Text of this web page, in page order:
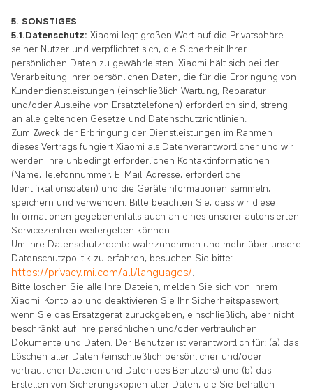
5. SONSTIGES
5.1.Datenschutz: Xiaomi legt großen Wert auf die Privatsphäre
seiner Nutzer und verpflichtet sich, die Sicherheit Ihrer
persönlichen Daten zu gewährleisten. Xiaomi hält sich bei der
Verarbeitung Ihrer persönlichen Daten, die für die Erbringung von
Kundendienstleistungen (einschließlich Wartung, Reparatur
und/oder Ausleihe von Ersatztelefonen) erforderlich sind, streng
an alle geltenden Gesetze und Datenschutzrichtlinien.
Zum Zweck der Erbringung der Dienstleistungen im Rahmen
dieses Vertrags fungiert Xiaomi als Datenverantwortlicher und wir
werden Ihre unbedingt erforderlichen Kontaktinformationen
(Name, Telefonnummer, E-Mail-Adresse, erforderliche
Identifikationsdaten) und die Geräteinformationen sammeln,
speichern und verwenden. Bitte beachten Sie, dass wir diese
Informationen gegebenenfalls auch an eines unserer autorisierten
Servicezentren weitergeben können.
Um Ihre Datenschutzrechte wahrzunehmen und mehr über unsere
Datenschutzpolitik zu erfahren, besuchen Sie bitte:
https://privacy.mi.com/all/languages/.
Bitte löschen Sie alle Ihre Dateien, melden Sie sich von Ihrem
Xiaomi-Konto ab und deaktivieren Sie Ihr Sicherheitspasswort,
wenn Sie das Ersatzgerät zurückgeben, einschließlich, aber nicht
beschränkt auf Ihre persönlichen und/oder vertraulichen
Dokumente und Daten. Der Benutzer ist verantwortlich für: (a) das
Löschen aller Daten (einschließlich persönlicher und/oder
vertraulicher Dateien und Daten des Benutzers) und (b) das
Erstellen von Sicherungskopien aller Daten, die Sie behalten